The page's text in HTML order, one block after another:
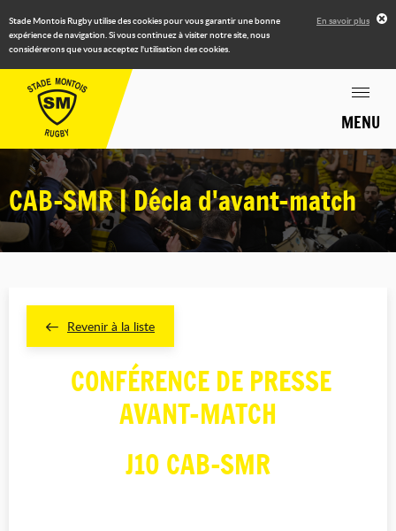
Stade Montois Rugby utilise des cookies pour vous garantir une bonne
expérience de navigation. Si vous continuez à visiter notre site, nous
considérerons que vous acceptez l'utilisation des cookies.
En savoir plus
MENU
CAB-SMR | Décla d'avant-match
Revenir à la liste
CONFÉRENCE DE PRESSE
AVANT-MATCH
J10 CAB-SMR